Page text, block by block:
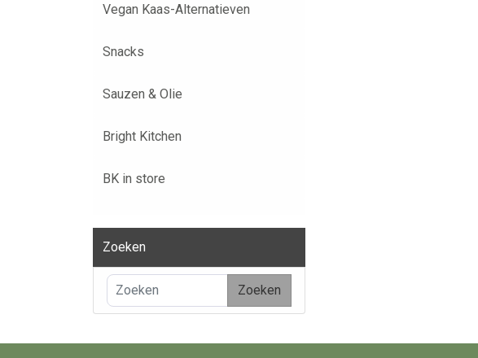
Vegan Kaas-Alternatieven
Snacks
Sauzen & Olie
Bright Kitchen
BK in store
Zoeken
Zoeken